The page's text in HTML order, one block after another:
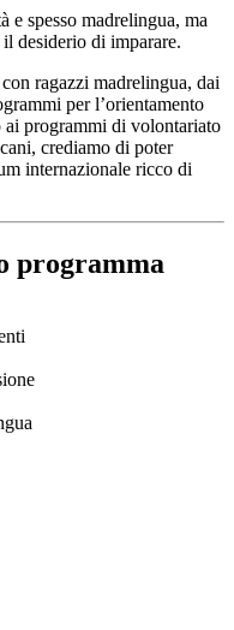
e spesso madrelingua, ma
desiderio di imparare.
ragazzi madrelingua, dai
per l’orientamento
ai programmi di volontariato
crediamo di poter
internazionale ricco di
programma